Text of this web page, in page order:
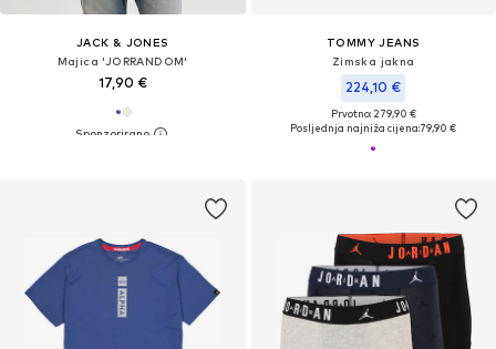
JACK & JONES
Majica 'JORRANDOM'
17,90 €
TOMMY JEANS
Zimska jakna
224,10 €
Prvotno: 279,90 €
Posljednja najniža cijena:79,90 €